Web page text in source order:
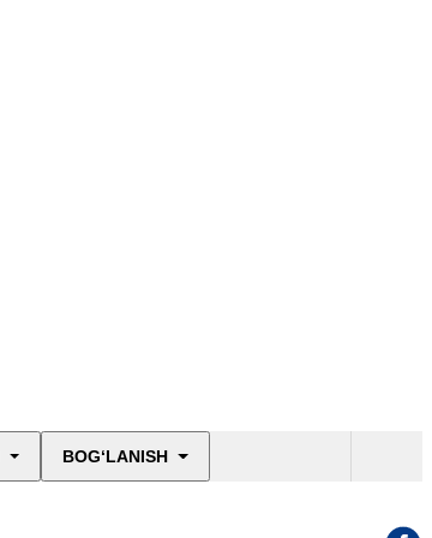
BOG‘LANISH